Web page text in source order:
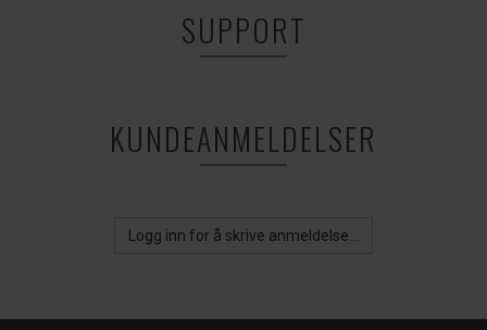
SUPPORT
KUNDEANMELDELSER
Logg inn for å skrive anmeldelse...